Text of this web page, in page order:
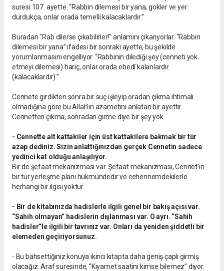
suresi 107. ayette. “Rabbin dilemesi bir yana, gökler ve yer
durdukça, onlar orada temelli kalacaklardır.”
Buradan "Rab dilerse çıkabilirler!" anlamını çıkarıyorlar. “Rabbin
dilemesi bir yana” ifadesi bir sonraki ayette, bu şekilde
yorumlanmasını engelliyor. “Rabbinin dilediği şey (cenneti yok
etmeyi dilemesi) hariç, onlar orada ebedî kalanlardır
(kalacaklardır).”
Cennete girdikten sonra bir suç işleyip oradan çıkma ihtimali
olmadığına göre bu Allah’ın azametini anlatan bir ayettir.
Cennetten çıkma, sonradan girme diye bir şey yok.
- Cennette alt kattakiler için üst kattakilere bakmak bir tür
azap dediniz. Sizin anlattığınızdan gerçek Cennetin sadece
yedinci kat olduğu anlaşılıyor.
Bir de şefaat mekanizması var. Şefaat mekanizması, Cennet’in
bir tür yerleşme planı hükmündedir ve cehennemdekilerle
herhangi bir ilgisi yoktur.
- Bir de kitabınızda hadislerle ilgili genel bir bakış açısı var.
“Sahih olmayan” hadislerin dışlanması var. O ayrı. “Sahih
hadisler”le ilgili bir tavrınız var. Onları da yeniden şiddetli bir
elemeden geçiriyorsunuz.
- Bu bahsettiğiniz konuya ikinci kitapta daha geniş çaplı girmiş
olacağız. Araf suresinde, “Kıyamet saatini kimse bilemez” diyor.